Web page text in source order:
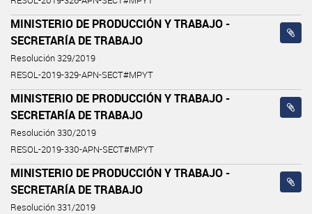
MINISTERIO DE PRODUCCIÓN Y TRABAJO -
SECRETARÍA DE TRABAJO
Resolución 329/2019
RESOL-2019-329-APN-SECT#MPYT
MINISTERIO DE PRODUCCIÓN Y TRABAJO -
SECRETARÍA DE TRABAJO
Resolución 330/2019
RESOL-2019-330-APN-SECT#MPYT
MINISTERIO DE PRODUCCIÓN Y TRABAJO -
SECRETARÍA DE TRABAJO
Resolución 331/2019